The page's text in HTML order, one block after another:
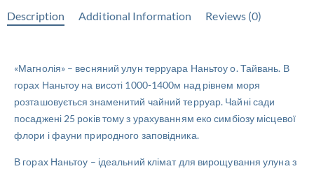
Description Additional Information Reviews (0)
«Магнолія» – весняний улун терруара Наньтоу о. Тайвань. В
горах Наньтоу на висоті 1000-1400м над рівнем моря
розташовується знаменитий чайний терруар. Чайні сади
посаджені 25 років тому з урахуванням еко симбіозу місцевої
флори і фауни природного заповідника.
В горах Наньтоу – ідеальний клімат для вирощування улуна з